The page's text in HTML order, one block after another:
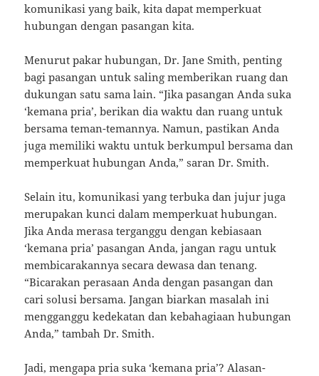
komunikasi yang baik, kita dapat memperkuat
hubungan dengan pasangan kita.
Menurut pakar hubungan, Dr. Jane Smith, penting
bagi pasangan untuk saling memberikan ruang dan
dukungan satu sama lain. “Jika pasangan Anda suka
‘kemana pria’, berikan dia waktu dan ruang untuk
bersama teman-temannya. Namun, pastikan Anda
juga memiliki waktu untuk berkumpul bersama dan
memperkuat hubungan Anda,” saran Dr. Smith.
Selain itu, komunikasi yang terbuka dan jujur juga
merupakan kunci dalam memperkuat hubungan.
Jika Anda merasa terganggu dengan kebiasaan
‘kemana pria’ pasangan Anda, jangan ragu untuk
membicarakannya secara dewasa dan tenang.
“Bicarakan perasaan Anda dengan pasangan dan
cari solusi bersama. Jangan biarkan masalah ini
mengganggu kedekatan dan kebahagiaan hubungan
Anda,” tambah Dr. Smith.
Jadi, mengapa pria suka ‘kemana pria’? Alasan-